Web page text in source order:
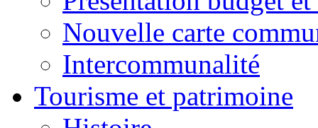
Nouvelle carte
Intercommunalité
Tourisme et patrimoine